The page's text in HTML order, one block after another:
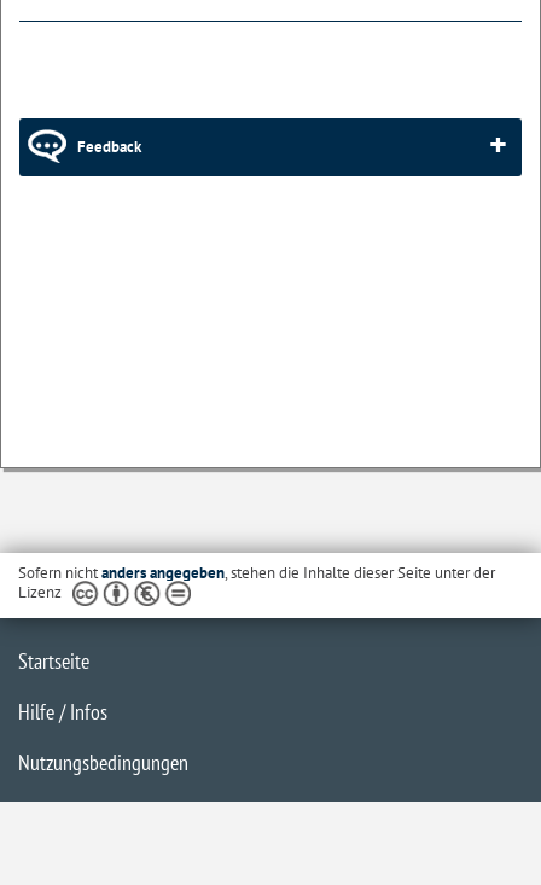
Feedback
Sofern nichtanders angegeben, stehen die Inhalte dieser Seite unter der
Lizenz
Startseite
Hilfe / Infos
Nutzungsbedingungen